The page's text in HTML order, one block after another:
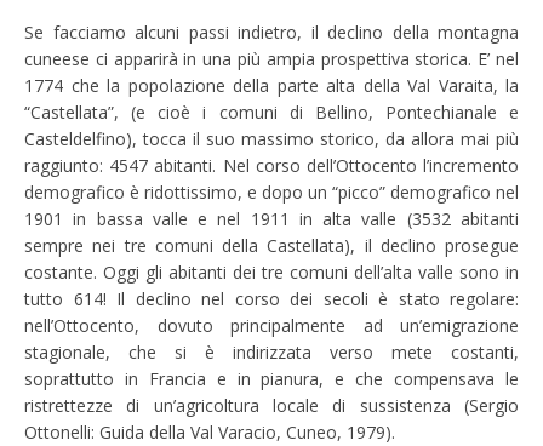
Se facciamo alcuni passi indietro, il declino della montagna
cuneese ci apparirà in una più ampia prospettiva storica. E’ nel
1774 che la popolazione della parte alta della Val Varaita, la
“Castellata”, (e cioè i comuni di Bellino, Pontechianale e
Casteldelfino), tocca il suo massimo storico, da allora mai più
raggiunto: 4547 abitanti. Nel corso dell’Ottocento l’incremento
demografico è ridottissimo, e dopo un “picco” demografico nel
1901 in bassa valle e nel 1911 in alta valle (3532 abitanti
sempre nei tre comuni della Castellata), il declino prosegue
costante. Oggi gli abitanti dei tre comuni dell’alta valle sono in
tutto 614! Il declino nel corso dei secoli è stato regolare:
nell’Ottocento, dovuto principalmente ad un’emigrazione
stagionale, che si è indirizzata verso mete costanti,
soprattutto in Francia e in pianura, e che compensava le
ristrettezze di un’agricoltura locale di sussistenza (Sergio
Ottonelli: Guida della Val Varacio, Cuneo, 1979).